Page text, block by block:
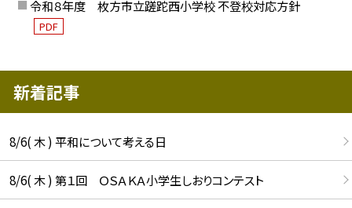
令和８年度 枚方市立蹉跎西小学校 不登校対応方針
PDF
新着記事
8/6( 木 ) 平和について考える日
8/6( 木 ) 第１回 ＯＳＡＫＡ小学生しおりコンテスト